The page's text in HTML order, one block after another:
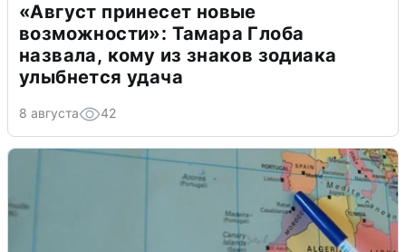
«Август принесет новые
возможности»: Тамара Глоба
назвала, кому из знаков зодиака
улыбнется удача
8 августа 42